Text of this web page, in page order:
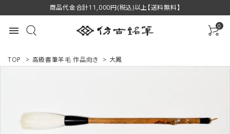
商品代金合計11,000円(税込)以上【送料無料】
menu 0
ようこそ ゲスト 様
TOP > 高級書筆羊毛 作品向き > 大鳳